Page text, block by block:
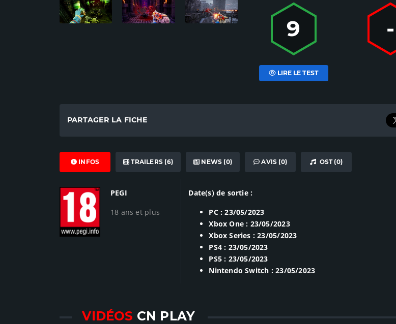
9
LIRE LE TEST
-
PARTAGER LA FICHE
INFOS TRAILERS (6) NEWS (0) AVIS (0) OST (0)
PEGI
18 ans et plus
Date(s) de sortie :
PC : 23/05/2023
Xbox One : 23/05/2023
Xbox Series : 23/05/2023
PS4 : 23/05/2023
PS5 : 23/05/2023
Nintendo Switch : 23/05/2023
VIDÉOS CN PLAY